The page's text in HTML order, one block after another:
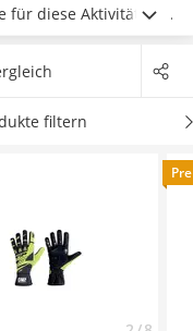
diese Aktivität. Sie
Farben erhältlich,
für sich findet.
guten Halt
besonders das
filtern